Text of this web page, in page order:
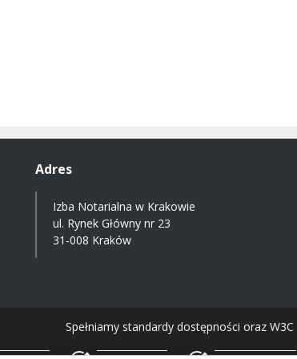
Adres
Izba Notarialna w Krakowie
ul. Rynek Główny nr 23
31-008 Kraków
Spełniamy standardy dostępności oraz W3C